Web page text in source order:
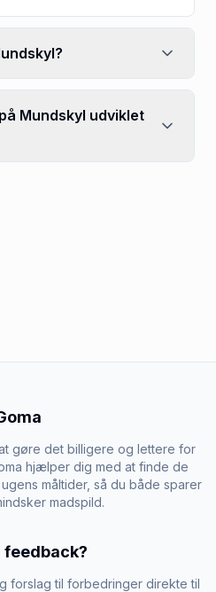
Mundskyl udviklet
gøre det billigere og lettere for
hjælper dig med at finde de
måltider, så du både sparer
madspild.
feedback?
forslag til forbedringer direkte til